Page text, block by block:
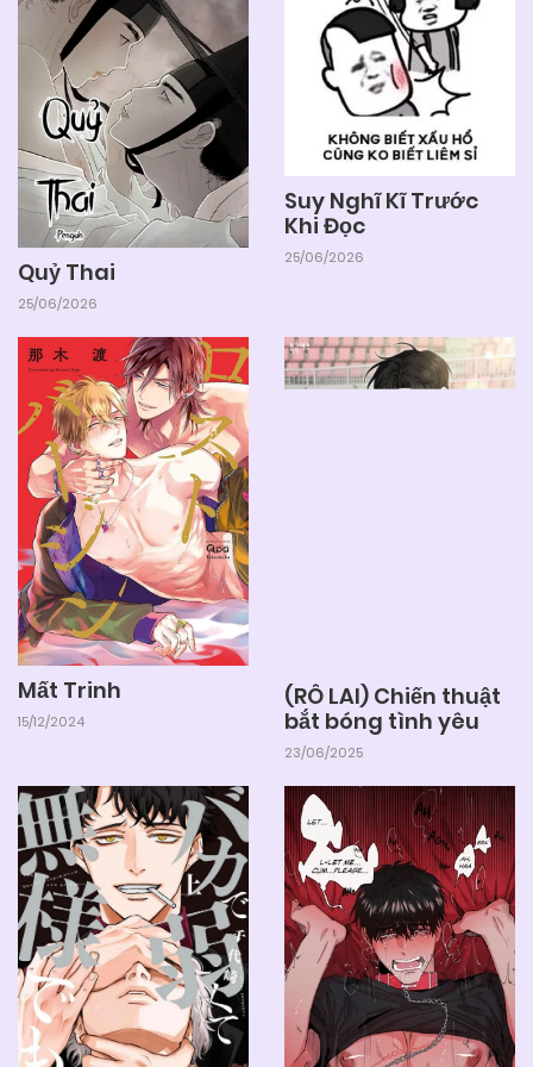
Chapter 1
Quỷ Thai
25/06/2026
Suy Nghĩ Kĩ Trước
Khi Đọc
25/06/2026
Mất Trinh
15/12/2024
(RÔ LAI) Chiến thuật
bắt bóng tình yêu
23/06/2025